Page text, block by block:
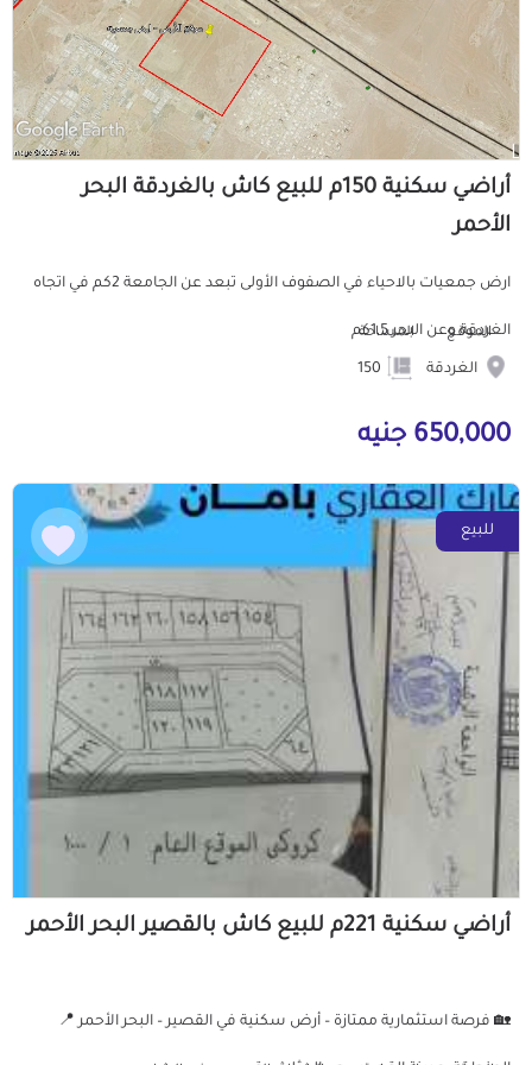
أراضي سكنية 150م للبيع كاش بالغردقة البحر
الأحمر
ارض جمعيات بالاحياء في الصفوف الأولى تبعد عن الجامعة 2كم في اتجاه
الغردقة وعن البحر 1,5كم
الموقع
الغردقة
المساحة
650,000 جنيه
للبيع
أراضي سكنية 221م للبيع كاش بالقصير البحر الأحمر
🏡 فرصة استثمارية ممتازة – أرض سكنية في القصير – البحر الأحمر 📍